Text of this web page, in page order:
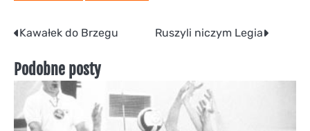
Nawigacja
wpisu
Kawałek do Brzegu Ruszyli niczym Legia
Podobne posty